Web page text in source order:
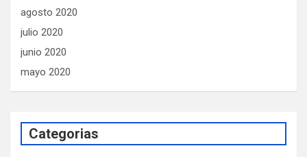
agosto 2020
julio 2020
junio 2020
mayo 2020
Categorias